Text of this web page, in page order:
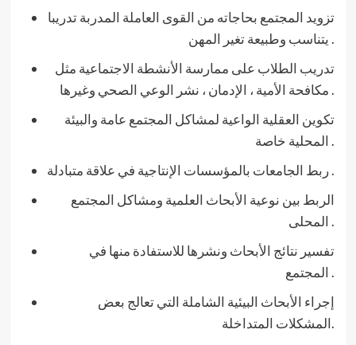
تزويد المجتمع بحاجاته من القوى العاملة المدربة تدريبا
يتناسب وطبيعة تغير المهن .
تدريب الطلاب على ممارسة الأنشطة الاجتماعية مثل
مكافحة الأمية ، الإدمان ، نشر الوعي الصحي وغيرها .
تكوين العقلية الواعية لمشاكل المجتمع عامة والبيئة
المحلية خاصة .
ربط الجامعات بالمؤسسات الإنتاجية في علاقة متبادلة .
الربط بين نوعية الأبحاث العلمية ومشاكل المجتمع
المحلى .
تفسير نتائج الأبحاث ونشرها للاستفادة منها في
المجتمع .
إجراء الأبحاث البيئية الشاملة التي تعالج بعض
المشكلات المتداخلة.